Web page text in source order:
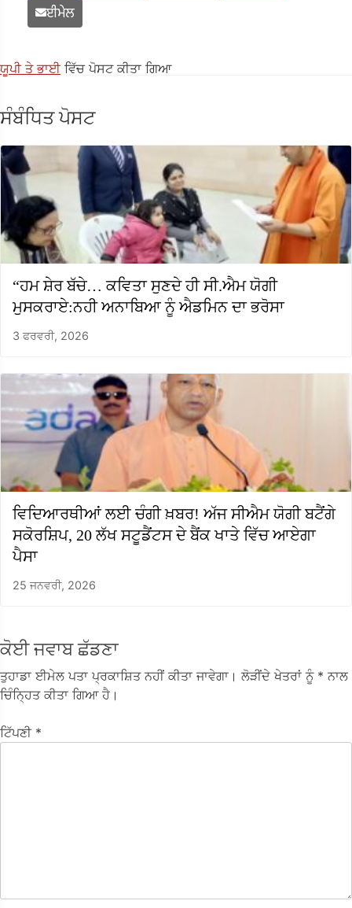
ਈਮੇਲ
ਯੂਪੀ ਤੇ ਭਾਈ ਵਿੱਚ ਪੋਸਟ ਕੀਤਾ ਗਿਆ
ਸੰਬੰਧਿਤ ਪੋਸਟ
“ਹਮ ਸ਼ੇਰ ਬੱਚੇ… ਕਵਿਤਾ ਸੁਣਦੇ ਹੀ ਸੀ.ਐਮ ਯੋਗੀ
ਮੁਸਕਰਾਏ:ਨਹੀ ਅਨਾਬਿਆ ਨੂੰ ਐਡਮਿਨ ਦਾ ਭਰੋਸਾ
3 ਫਰਵਰੀ, 2026
ਵਿਦਿਆਰਥੀਆਂ ਲਈ ਚੰਗੀ ਖ਼ਬਰ! ਅੱਜ ਸੀਐਮ ਯੋਗੀ ਬਟੈਂਗੇ
ਸਕੋਰਸ਼ਿਪ, 20 ਲੱਖ ਸਟੂਡੈਂਟਸ ਦੇ ਬੈਂਕ ਖਾਤੇ ਵਿੱਚ ਆਏਗਾ
ਪੈਸਾ
25 ਜਨਵਰੀ, 2026
ਕੋਈ ਜਵਾਬ ਛੱਡਣਾ
ਤੁਹਾਡਾ ਈਮੇਲ ਪਤਾ ਪ੍ਰਕਾਸ਼ਿਤ ਨਹੀਂ ਕੀਤਾ ਜਾਵੇਗਾ। ਲੋੜੀਂਦੇ ਖੇਤਰਾਂ ਨੂੰ * ਨਾਲ
ਚਿੰਨ੍ਹਿਤ ਕੀਤਾ ਗਿਆ ਹੈ।
ਟਿੱਪਣੀ *